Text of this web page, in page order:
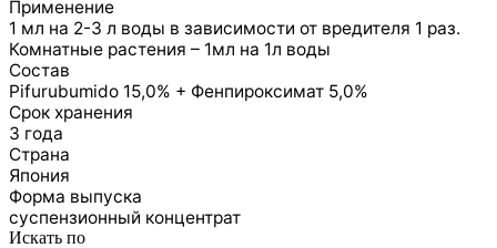
Применение
1 мл на 2-3 л воды в зависимости от вредителя 1 раз.
Комнатные растения – 1мл на 1л воды
Состав
Pifurubumido 15,0% + Фенпироксимат 5,0%
Срок хранения
3 года
Страна
Япония
Форма выпуска
суспензионный концентрат
Искать по